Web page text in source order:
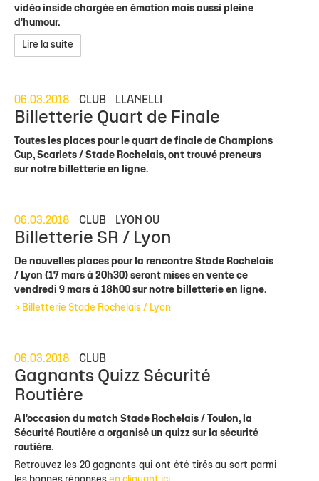
vidéo inside chargée en émotion mais aussi pleine
d'humour.
Lire la suite
06.03.2018 CLUB LLANELLI
Billetterie Quart de Finale
Toutes les places pour le quart de finale de Champions
Cup, Scarlets / Stade Rochelais, ont trouvé preneurs
sur notre billetterie en ligne.
06.03.2018 CLUB LYON OU
Billetterie SR / Lyon
De nouvelles places pour la rencontre Stade Rochelais
/ Lyon (17 mars à 20h30) seront mises en vente ce
vendredi 9 mars à 18h00 sur notre billetterie en ligne.
> Billetterie Stade Rochelais / Lyon
06.03.2018 CLUB
Gagnants Quizz Sécurité
Routière
A l'occasion du match Stade Rochelais / Toulon, la
Sécurité Routière a organisé un quizz sur la sécurité
routière.
Retrouvez les 20 gagnants qui ont été tirés au sort parmi